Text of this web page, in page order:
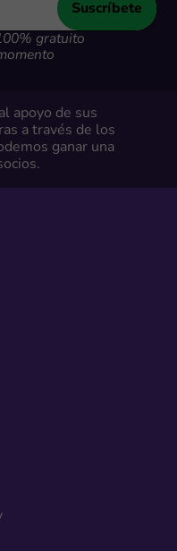
Suscríbete
gratuito
apoyo de sus
a través de los
ganar una